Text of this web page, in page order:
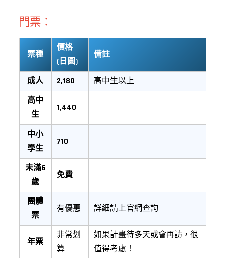
門票：
票種
價格
(日圓)
備註
成人 2,180
高中生以上
高中
生
1,440
中小
學生
710
未滿6
歲
免費
團體
票
有優惠 詳細請上官網查詢
年票
非常划
算
如果計畫待多天或會再訪，很
值得考慮！